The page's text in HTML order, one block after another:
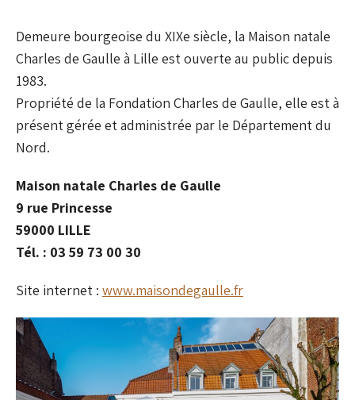
Demeure bourgeoise du XIXe siècle, la Maison natale
Charles de Gaulle à Lille est ouverte au public depuis
1983.
Propriété de la Fondation Charles de Gaulle, elle est à
présent gérée et administrée par le Département du
Nord.
Maison natale Charles de Gaulle
9 rue Princesse
59000 LILLE
Tél. : 03 59 73 00 30
Site internet : www.maisondegaulle.fr